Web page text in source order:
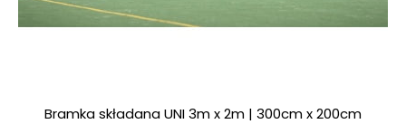
Bramka składana UNI 3m x 2m | 300cm x 200cm